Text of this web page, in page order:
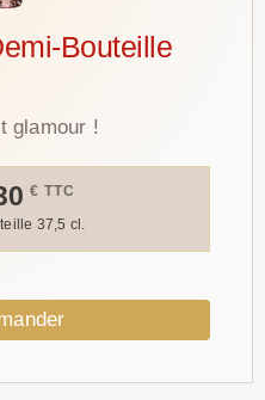
Bouteille
glamour !
€ TTC
37,5 cl.